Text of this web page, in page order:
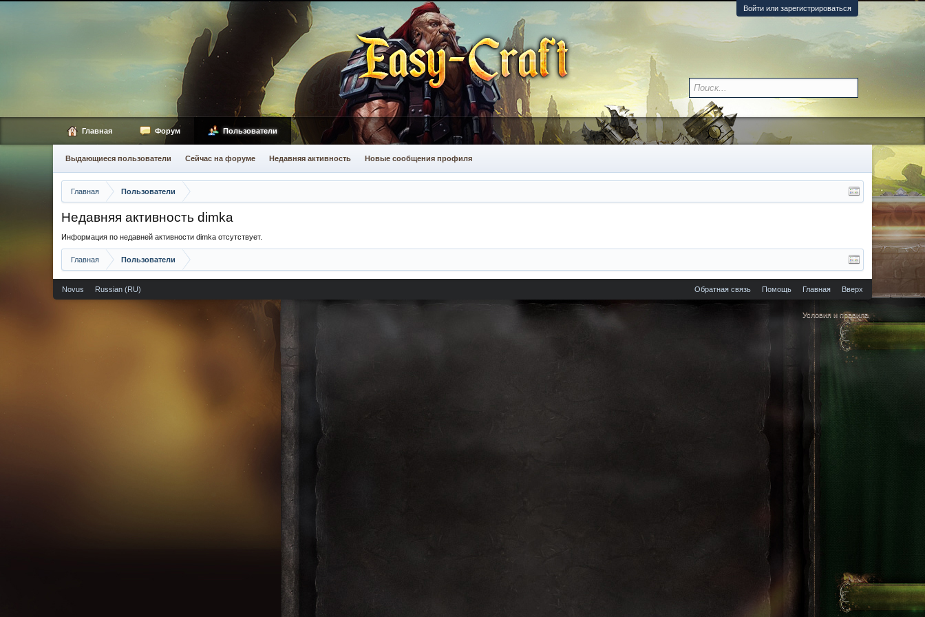
Войти или зарегистрироваться
Главная Пользователи
Недавняя активность dimka
Информация по недавней активности dimka отсутствует.
Главная Пользователи
Главная Форум Пользователи
Выдающиеся пользователи Сейчас на форуме Недавняя активность Новые сообщения профиля
Novus Russian (RU) Обратная связь Помощь Главная Вверх
Условия и правила